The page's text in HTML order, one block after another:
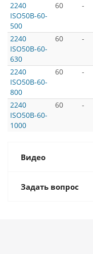
2240
ISO50B-60-
500
60 -
2240
ISO50B-60-
630
60 -
2240
ISO50B-60-
800
60 -
2240
ISO50B-60-
1000
60 -
Видео
Задать вопрос